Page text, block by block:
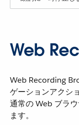
Web
Web Recording
ゲーションアクシ
通常の Web ブラ
ます。